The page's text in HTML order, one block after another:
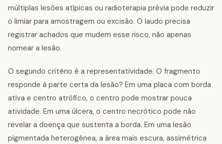
múltiplas lesões atípicas ou radioterapia prévia pode reduzir
o limiar para amostragem ou excisão. O laudo precisa
registrar achados que mudem esse risco, não apenas
nomear a lesão.
O segundo critério é a representatividade. O fragmento
responde à parte certa da lesão? Em uma placa com borda
ativa e centro atrófico, o centro pode mostrar pouca
atividade. Em uma úlcera, o centro necrótico pode não
revelar a doença que sustenta a borda. Em uma lesão
pigmentada heterogênea, a área mais escura, assimétrica